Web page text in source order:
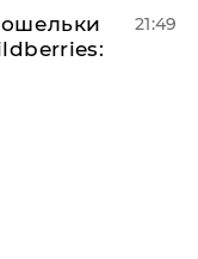
21:49